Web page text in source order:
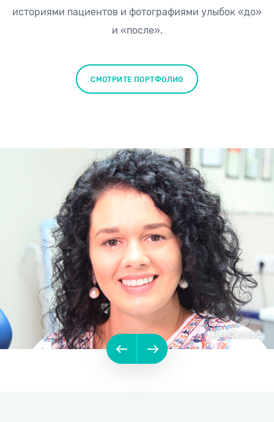
историями пациентов и фотографиями улыбок «до»
и «после».
СМОТРИТЕ ПОРТФОЛИО